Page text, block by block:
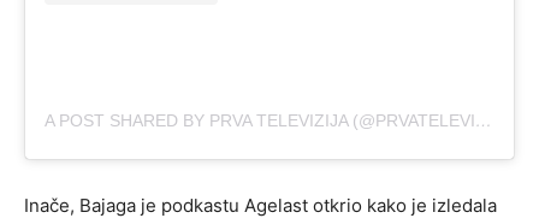
A POST SHARED BY PRVA TELEVIZIJA (@PRVATELEVIZIJA)
Inače, Bajaga je podkastu Agelast otkrio kako je izledala